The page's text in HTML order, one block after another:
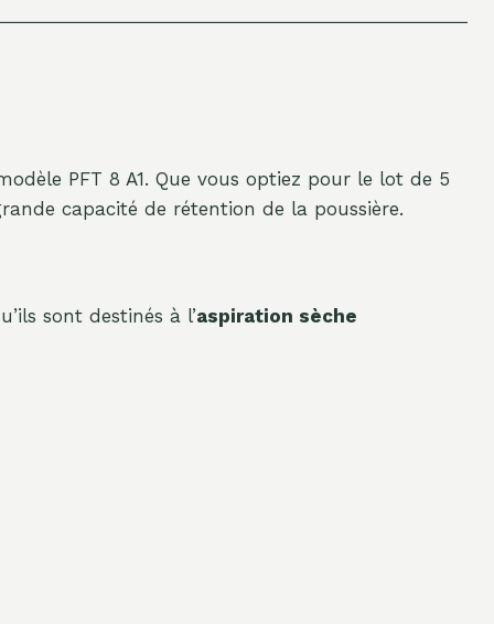
PFT 8 A1. Que vous optiez pour le lot de 5
capacité de rétention de la poussière.
sont destinés à l’aspiration sèche